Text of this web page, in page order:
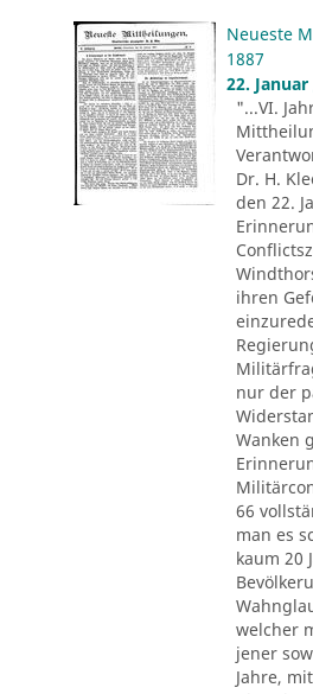
Neueste
1887
22. Januar
"...VI.
Dr. H.
den 22.
ihren
nur der
Wanken
66
man es
kaum 20
welcher
jener
Jahre,